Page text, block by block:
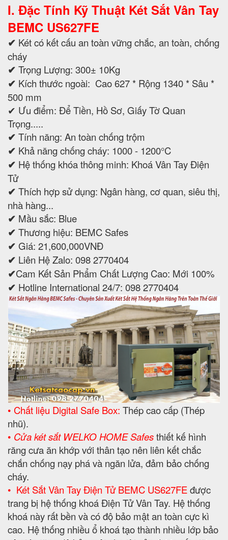
I. Đặc Tính Kỹ Thuật Két Sắt Vân Tay
BEMC US627FE
✔ Két có kết cấu an toàn vững chắc, an toàn, chống
cháy
✔ Trọng Lượng: 300± 10Kg
✔ Kích thước ngoài: Cao 627 * Rộng 1340 * Sâu *
500 mm
✔ Ưu điểm: Để Tiền, Hồ Sơ, Giấy Tờ Quan
Trọng.....
✔ Tính năng: An toàn chống trộm
✔ Khả năng chống cháy: 1000 - 1200°C
✔ Hệ thống khóa thông minh: Khoá Vân Tay Điện
Tử
✔ Thích hợp sử dụng: Ngân hàng, cơ quan, siêu thị,
nhà hàng...
✔ Mầu sắc: Blue
✔ Thương hiệu: BEMC Safes
✔ Giá: 21,600,000VNĐ
✔ Liên Hệ Zalo: 098 2770404
✔Cam Kết Sản Phẩm Chất Lượng Cao: Mới 100%
✔ Hotline International 24/7: 098 2770404
• Chất liệu Digital Safe Box: Thép cao cấp (Thép
nhũ).
• Cửa két sắt WELKO HOME Safesthiết kế hình
răng cưa ăn khớp với thân tạo nên liên kết chắc
chắn chống nạy phá và ngăn lửa, đảm bảo chống
cháy.
• Két SắtVân Tay Điện Tử BEMC US627FEđược
trang bị hệ thống khoá Điện Tử Vân Tay. Hệ thống
khoá này rất bền và có độ bảo mật an toàn cực kì
cao. Hệ thống nhiều ổ khoá tạo thành nhiều lớp bảo